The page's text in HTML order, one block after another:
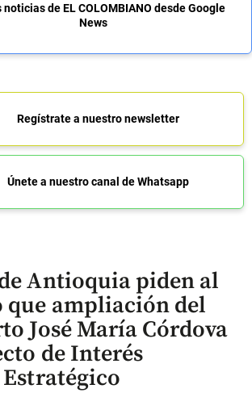
noticias de EL COLOMBIANO desde Google
News
Regístrate a nuestro newsletter
Únete a nuestro canal de Whatsapp
Antioquia piden al
que ampliación del
José María Córdova
de Interés